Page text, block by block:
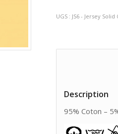
UGS : JS6 - Jersey
Description
95% Coton –